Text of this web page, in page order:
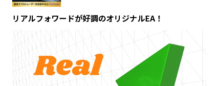
リアルフォワードが好調のオリジナルEA！